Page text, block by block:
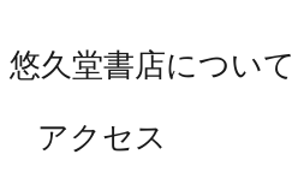
悠久堂書店について
アクセス